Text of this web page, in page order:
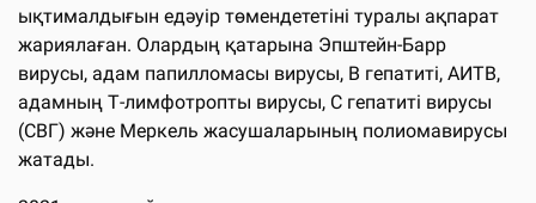
ықтималдығын едәуір төмендететіні туралы ақпарат
жариялаған. Олардың қатарына Эпштейн-Барр
вирусы, адам папилломасы вирусы, В гепатиті, АИТВ,
адамның Т-лимфотропты вирусы, С гепатиті вирусы
(СВГ) және Меркель жасушаларының полиомавирусы
жатады.